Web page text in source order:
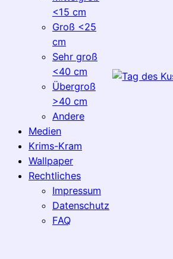
<15 cm
Groß <25
cm
Sehr groß
<40 cm
Übergroß
>40 cm
Andere
Medien
Krims-Kram
Wallpaper
Rechtliches
Impressum
Datenschutz
FAQ